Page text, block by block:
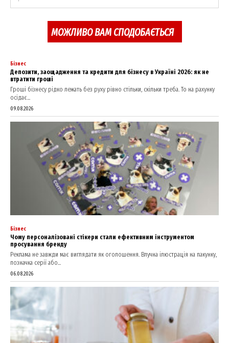
МОЖЛИВО ВАМ СПОДОБАЄТЬСЯ
Бізнес
Депозити, заощадження та кредити для бізнесу в Україні 2026: як не
втратити гроші
Гроші бізнесу рідко лежать без руху рівно стільки, скільки треба. То на рахунку
осідає...
09.08.2026
Бізнес
Чому персоналізовані стікери стали ефективним інструментом
просування бренду
Реклама не завжди має виглядати як оголошення. Влучна ілюстрація на пакунку,
позначка серії або...
06.08.2026